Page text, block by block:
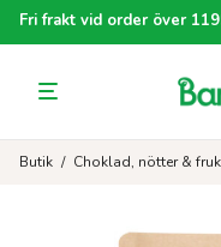
Fri frakt vid order över
Butik / Choklad, nötter &